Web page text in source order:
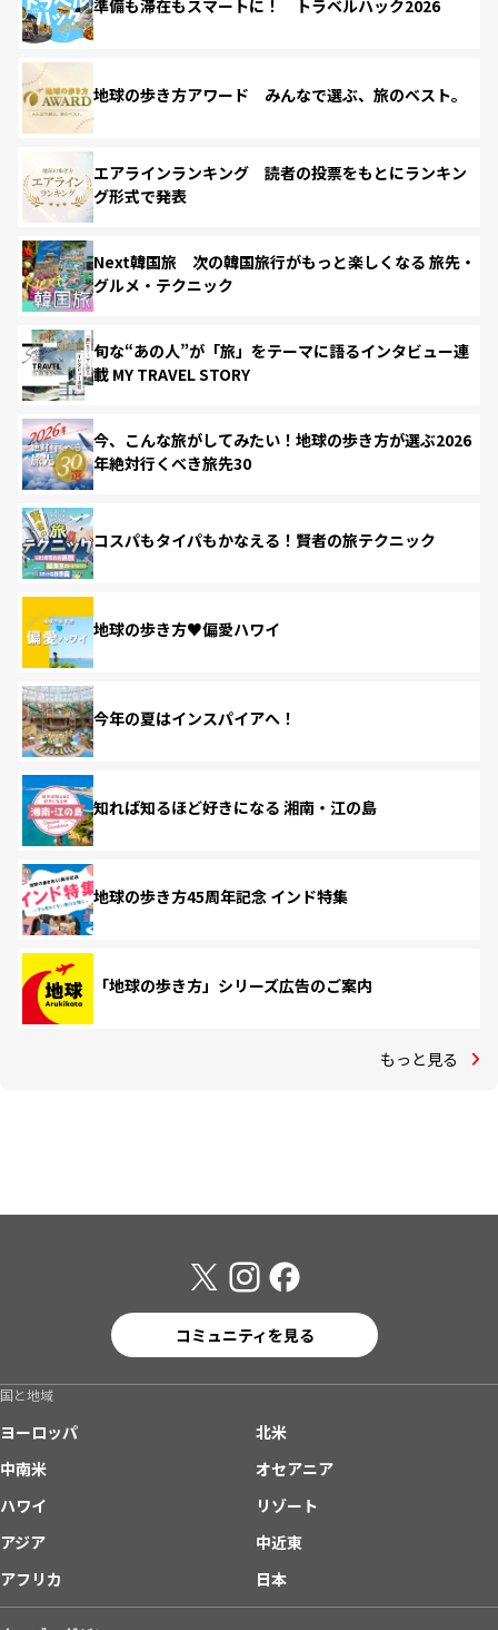
準備も滞在もスマートに！ トラベルハック2026
地球の歩き方アワード みんなで選ぶ、旅のベスト。
エアラインランキング 読者の投票をもとにランキン
グ形式で発表
Next韓国旅 次の韓国旅行がもっと楽しくなる 旅先・
グルメ・テクニック
旬な“あの人”が「旅」をテーマに語るインタビュー連
載 MY TRAVEL STORY
今、こんな旅がしてみたい！地球の歩き方が選ぶ2026
年絶対行くべき旅先30
コスパもタイパもかなえる！賢者の旅テクニック
地球の歩き方♥偏愛ハワイ
今年の夏はインスパイアへ！
知れば知るほど好きになる 湘南・江の島
地球の歩き方45周年記念 インド特集
「地球の歩き方」シリーズ広告のご案内
もっと見る
コミュニティを見る
国と地域
ヨーロッパ
北米
中南米
オセアニア
ハワイ
リゾート
アジア
中近東
アフリカ
日本